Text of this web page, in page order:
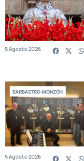
5 Agosto 2026
BARBASTRO-MONZÓN
5 Agosto 2026